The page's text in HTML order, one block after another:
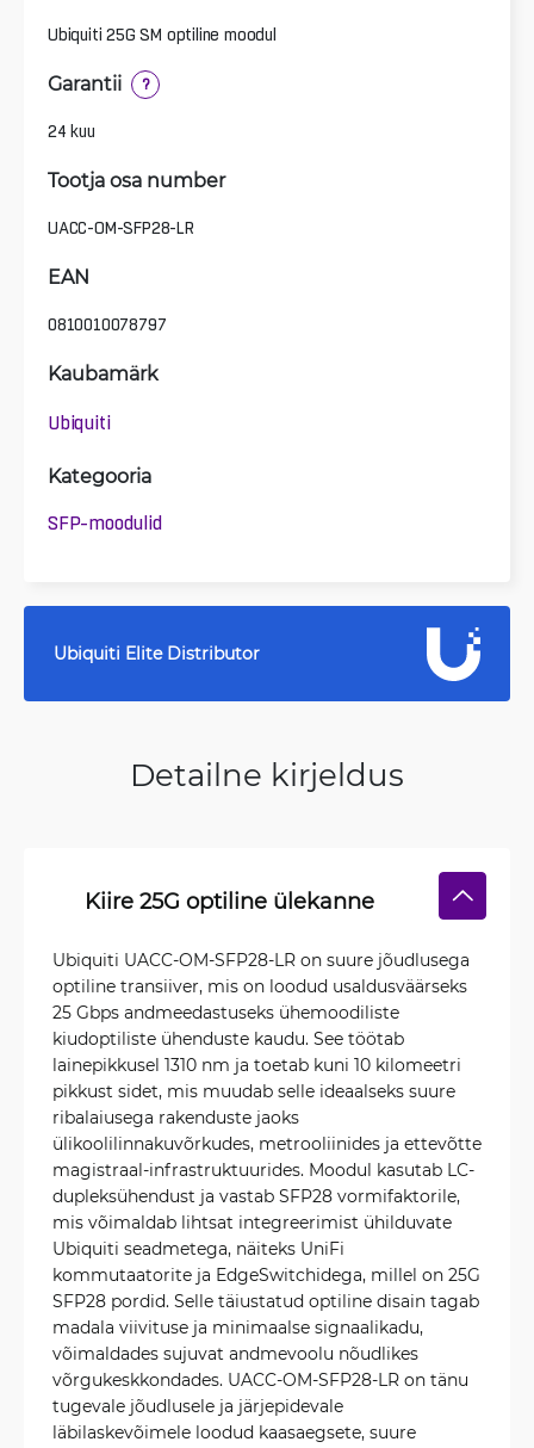
Ubiquiti 25G SM optiline moodul
Garantii ?
24 kuu
Tootja osa number
UACC-OM-SFP28-LR
EAN
0810010078797
Kaubamärk
Ubiquiti
Kategooria
SFP-moodulid
Ubiquiti Elite Distributor
Detailne kirjeldus
Kiire 25G optiline ülekanne
Ubiquiti UACC-OM-SFP28-LR on suure jõudlusega
optiline transiiver, mis on loodud usaldusväärseks
25 Gbps andmeedastuseks ühemoodiliste
kiudoptiliste ühenduste kaudu. See töötab
lainepikkusel 1310 nm ja toetab kuni 10 kilomeetri
pikkust sidet, mis muudab selle ideaalseks suure
ribalaiusega rakenduste jaoks
ülikoolilinnakuvõrkudes, metrooliinides ja ettevõtte
magistraal-infrastruktuurides. Moodul kasutab LC-
dupleksühendust ja vastab SFP28 vormifaktorile,
mis võimaldab lihtsat integreerimist ühilduvate
Ubiquiti seadmetega, näiteks UniFi
kommutaatorite ja EdgeSwitchidega, millel on 25G
SFP28 pordid. Selle täiustatud optiline disain tagab
madala viivituse ja minimaalse signaalikadu,
võimaldades sujuvat andmevoolu nõudlikes
võrgukeskkondades. UACC-OM-SFP28-LR on tänu
tugevale jõudlusele ja järjepidevale
läbilaskevõimele loodud kaasaegsete, suure